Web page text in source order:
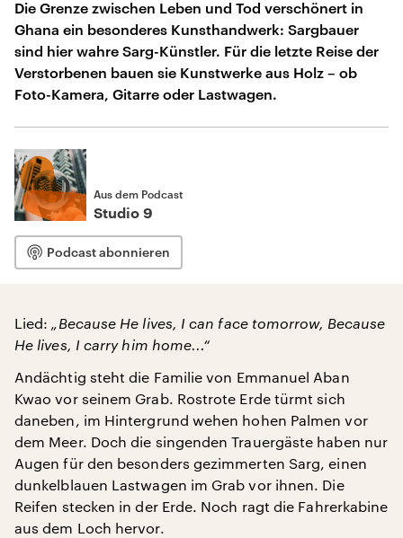
Die Grenze zwischen Leben und Tod verschönert in
Ghana ein besonderes Kunsthandwerk: Sargbauer
sind hier wahre Sarg-Künstler. Für die letzte Reise der
Verstorbenen bauen sie Kunstwerke aus Holz – ob
Foto-Kamera, Gitarre oder Lastwagen.
Aus dem Podcast
Studio 9
Podcast abonnieren
Lied: „Because He lives, I can face tomorrow, Because
He lives, I carry him home...“
Andächtig steht die Familie von Emmanuel Aban
Kwao vor seinem Grab. Rostrote Erde türmt sich
daneben, im Hintergrund wehen hohen Palmen vor
dem Meer. Doch die singenden Trauergäste haben nur
Augen für den besonders gezimmerten Sarg, einen
dunkelblauen Lastwagen im Grab vor ihnen. Die
Reifen stecken in der Erde. Noch ragt die Fahrerkabine
aus dem Loch hervor.